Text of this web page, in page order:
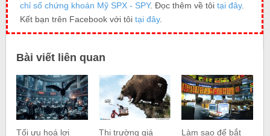
chỉ số chứng khoán Mỹ SPX - SPY. Đọc thêm về tôi tại đây.
Kết bạn trên Facebook với tôi tại đây.
Bài viết liên quan
Tối ưu hoá lợi Thị trường giá Làm sao để bắt